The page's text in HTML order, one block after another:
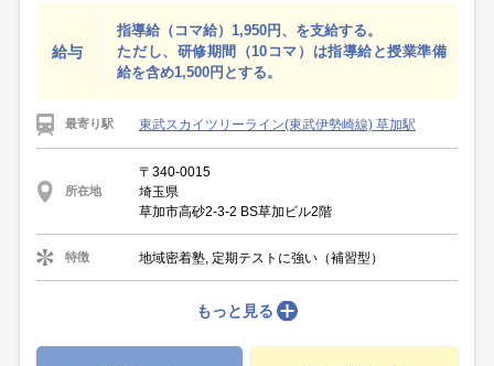
給与
指導給（コマ給）1,950円、を支給する。
ただし、研修期間（10コマ）は指導給と授業準備
給を含め1,500円とする。
最寄り駅 東武スカイツリーライン(東武伊勢崎線) 草加駅
所在地
〒340-0015
埼玉県
草加市高砂2-3-2 BS草加ビル2階
特徴 地域密着塾, 定期テストに強い（補習型）
もっと見る